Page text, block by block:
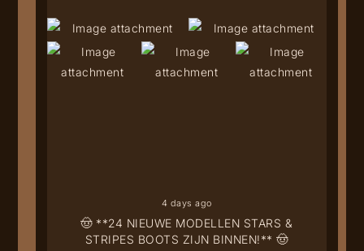
🤠 **24 NIEUWE MODELLEN STARS &
STRIPES BOOTS ZIJN BINNEN!** 🤠
4 days ago